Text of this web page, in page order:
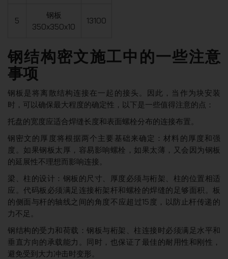
5
钢板
350x350x10
13100
钢结构密文施工中的一些注意
事项
钢板是将离散结构连接在一起的接头。因此，当作为块安装
时，可以确保最大程度的确定性，以下是一些值得注意的点：
托盘的宽度应适合焊缝长度和表面螺栓分布的连接布置。
钢密文的厚度将根据两个主要基础来确定：材料的厚度和强
度。如果钢板太厚，容易影响螺栓，如果太薄，又会因为钢板
的延展性不理想而影响连接。
梁、柱的设计：钢板的尺寸、厚度必须与桁架、柱的位置相适
应。代码板必须满足连接桁架杆和螺栓的焊缝的足够面积。板
的侧面与杆的轴线之间的角度不应超过15度，以防止杆传递的
力不足。
钢结构的受力和荷载：钢板与桁架、柱连接时必须满足水平和
垂直方向的承载能力。同时，也保证了最佳的耐用性和刚性，
避免受到大力冲击时变形。